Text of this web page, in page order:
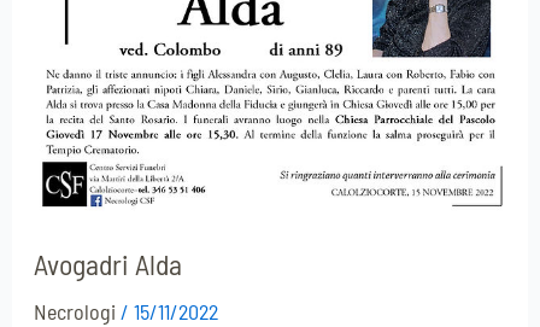
Avogadri Alda
Necrologi / 15/11/2022